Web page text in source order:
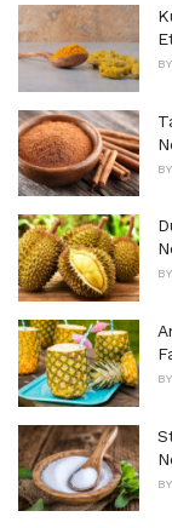
i
e
s
BY
BY
BY
BY
BY